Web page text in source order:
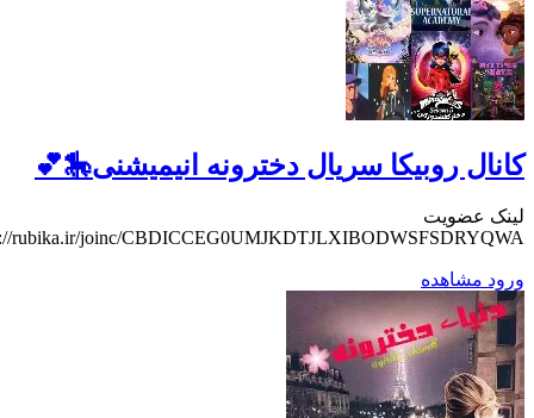
روبیکا سریال دخترونه انیمیشنی🎠💕
عضویت
https://rubika.ir/joinc/
مشاهده